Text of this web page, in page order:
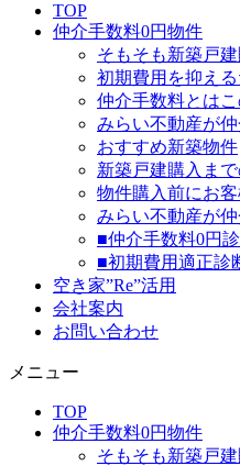
TOP
仲介手数料0円物件
そもそも新築戸
初期費用を抑え
仲介手数料とは
みらい不動産が
おすすめ新築物件
新築戸建購入ま
物件購入前にお
みらい不動産が
■仲介手数料0円
■初期費用適正診
空き家”Re”活用
会社案内
お問い合わせ
メニュー
TOP
仲介手数料0円物件
そもそも新築戸